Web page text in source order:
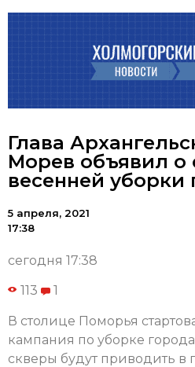
Глава
Морев объявил о
весенней уборки
5 апреля, 2021
17:38
сегодня 17:38
113 1
В столице Поморья
кампания по уборке
скверы будут приводить в